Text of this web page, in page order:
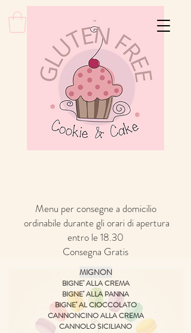
Menu per consegne a domicilio
ordinabile durante gli orari di apertura
entro le 18.30
Consegna Gratis
MIGNON
BIGNE’ ALLA CREMA
BIGNE’ ALLA PANNA
BIGNE’ AL CIOCCOLATO
CANNONCINO ALLA CREMA
CANNOLO SICILIANO